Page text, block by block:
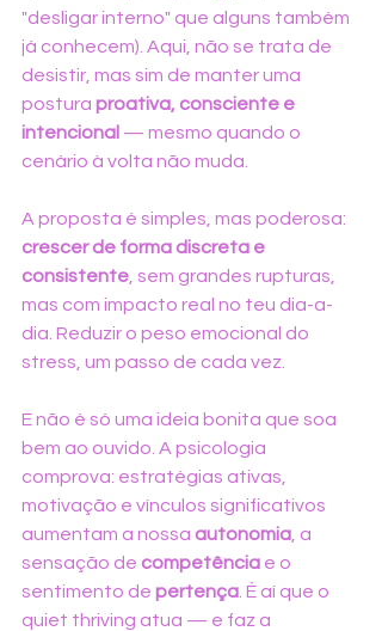
"desligar interno" que alguns também
já conhecem). Aqui, não se trata de
desistir, mas sim de manter uma
postura proativa, consciente e
intencional — mesmo quando o
cenário à volta não muda.
A proposta é simples, mas poderosa:
crescer de forma discreta e
consistente , sem grandes rupturas,
mas com impacto real no teu dia-a-
dia. Reduzir o peso emocional do
stress, um passo de cada vez.
E não é só uma ideia bonita que soa
bem ao ouvido. A psicologia
comprova: estratégias ativas,
motivação e vínculos significativos
aumentam a nossa autonomia , a
sensação de competência e o
sentimento de pertença . É aí que o
quiet thriving atua — e faz a